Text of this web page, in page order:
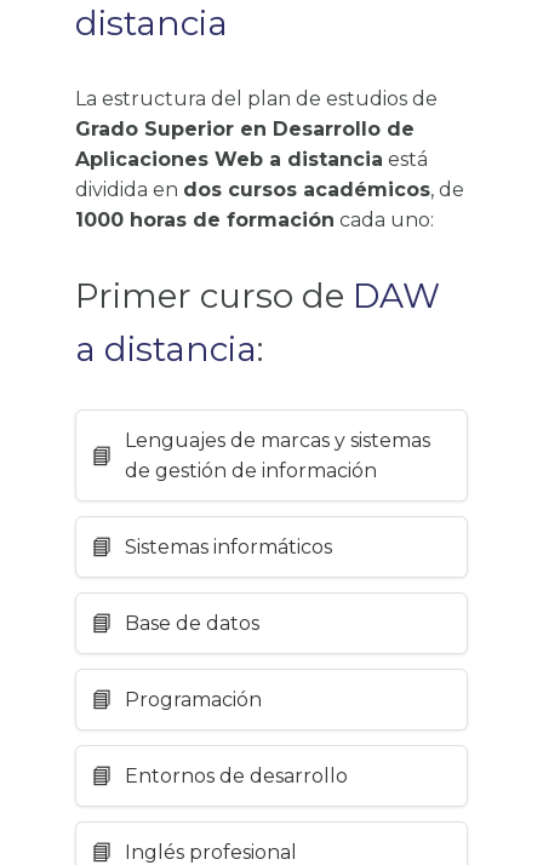
distancia
La estructura del plan de estudios de
Grado Superior en Desarrollo de
Aplicaciones Web a distancia está
dividida en dos cursos académicos, de
1000 horas de formación cada uno:
Primer curso de DAW
a distancia:
Lenguajes de marcas y sistemas
de gestión de información
Sistemas informáticos
Base de datos
Programación
Entornos de desarrollo
Inglés profesional